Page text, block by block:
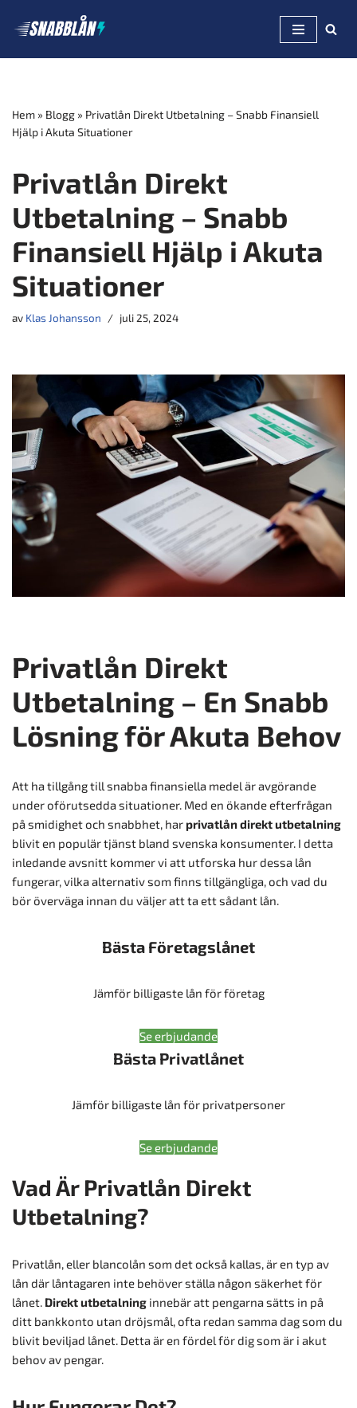
till
Hem » Blogg » Privatlån Direkt Utbetalning – Snabb Finansiell
Hjälp i Akuta Situationer
Privatlån Direkt
Utbetalning – Snabb
Finansiell Hjälp i Akuta
Situationer
av Klas Johansson juli 25, 2024
Privatlån Direkt
Utbetalning – En Snabb
Lösning för Akuta Behov
Att ha tillgång till snabba finansiella medel är avgörande
under oförutsedda situationer. Med en ökande efterfrågan
på smidighet och snabbhet, har privatlån direkt utbetalning
blivit en populär tjänst bland svenska konsumenter. I detta
inledande avsnitt kommer vi att utforska hur dessa lån
fungerar, vilka alternativ som finns tillgängliga, och vad du
bör överväga innan du väljer att ta ett sådant lån.
Bästa Företagslånet
Jämför billigaste lån för företag
Se erbjudande
Bästa Privatlånet
Jämför billigaste lån för privatpersoner
Se erbjudande
Vad Är Privatlån Direkt
Utbetalning?
Privatlån, eller blancolån som det också kallas, är en typ av
lån där låntagaren inte behöver ställa någon säkerhet för
lånet. Direkt utbetalning innebär att pengarna sätts in på
ditt bankkonto utan dröjsmål, ofta redan samma dag som du
blivit beviljad lånet. Detta är en fördel för dig som är i akut
behov av pengar.